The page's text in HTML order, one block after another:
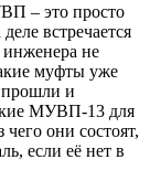
– это просто
встречается
инженера не
муфты уже
прошли и
МУВП-13 для
они состоят,
если её нет в